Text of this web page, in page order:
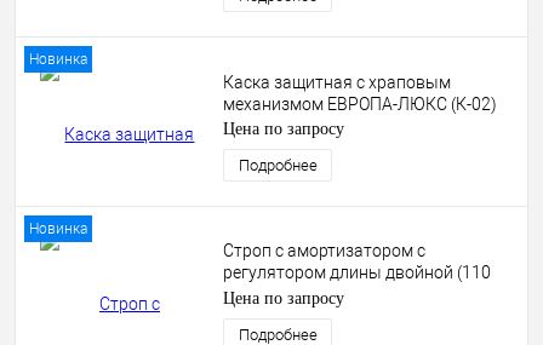
Новинка
Каска защитная с храповым
механизмом ЕВРОПА-ЛЮКС (К-02)
Цена по запросу
Подробнее
Новинка
Строп с амортизатором с
регулятором длины двойной (110
мм)
Цена по запросу
Подробнее